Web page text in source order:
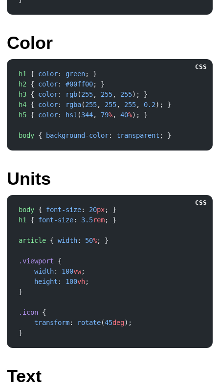
Color
CSS
h1 { color: green
h2 { color: #00ff00
h3 { color: rgb(255, 255, 255
h4 { color: rgba(255, 255, 255, 0.2
h5 { color: hsl (344, 79%, 40%
body { background-color: transparent
Units
CSS
body { font-size: 20px
h1 { font-size: 3.5rem
article { width: 50%
.viewport
    width
: 100vw
    height
: 100vh
.icon
    transform
: rotate(45deg
Text